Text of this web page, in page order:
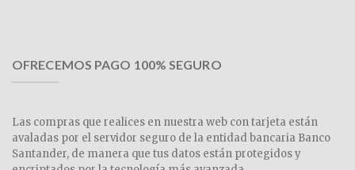
OFRECEMOS PAGO 100% SEGURO
Las compras que realices en nuestra web con tarjeta están
avaladas por el servidor seguro de la entidad bancaria Banco
Santander, de manera que tus datos están protegidos y